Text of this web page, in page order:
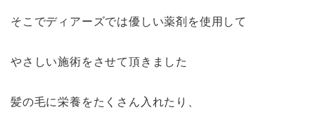
そこでディアーズでは優しい薬剤を使用して
やさしい施術をさせて頂きました
髪の毛に栄養をたくさん入れたり、